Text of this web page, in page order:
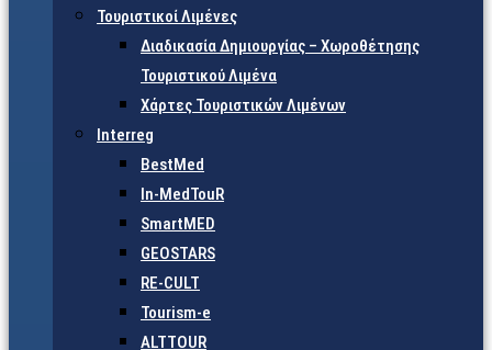
Τουριστικοί Λιμένες
Διαδικασία Δημιουργίας – Χωροθέτησης
Τουριστικού Λιμένα
Χάρτες Τουριστικών Λιμένων
Interreg
BestMed
In-MedTouR
SmartMED
GEOSTARS
RE-CULT
Tourism-e
ALTTOUR